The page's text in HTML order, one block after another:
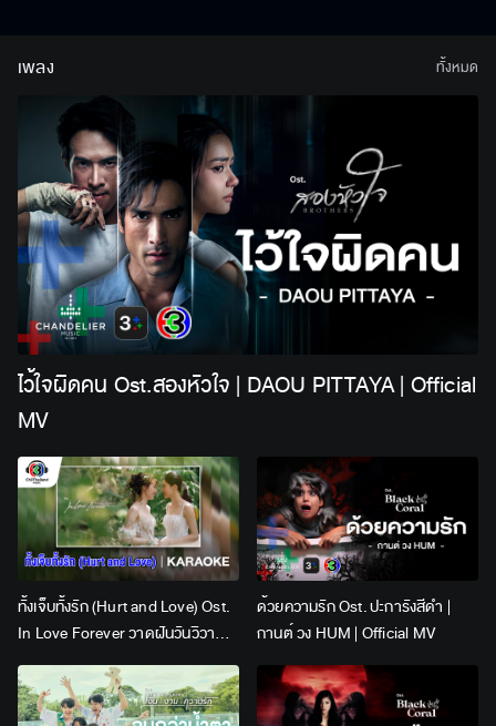
เพลง
ไว้ใจผิดคน Ost.สองหัวใจ | DAOU PITTAYA | Official
MV
ทั้งเจ็บทั้งรัก (Hurt and Love) Ost.
In Love Forever วาดฝันวันวิวาห์ |
Lingling Kwong x Orm
Kornnaphat | Official Karaoke
ด้วยความรัก Ost. ปะการังสีดำ |
กานต์ วง HUM | Official MV
ทั้งหมด